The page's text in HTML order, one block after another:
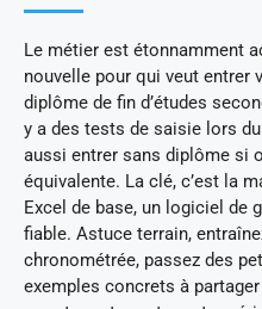
Le métier est étonnamment
nouvelle pour qui veut entrer
diplôme de fin d’études
y a des tests de saisie lors
aussi entrer sans diplôme si
équivalente. La clé, c’est la
Excel de base, un logiciel de
fiable. Astuce terrain,
chronométrée, passez des
exemples concrets à